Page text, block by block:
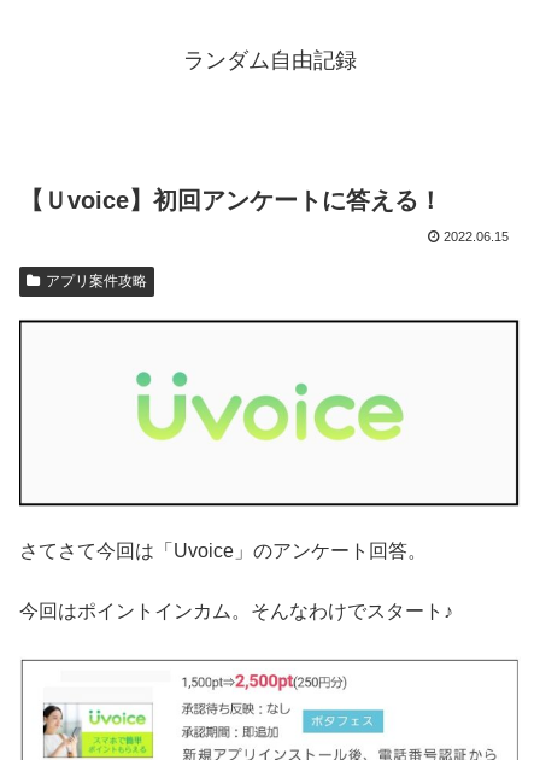
ランダム自由記録
【Ｕvoice】初回アンケートに答える！
2022.06.15
アプリ案件攻略
さてさて今回は「Uvoice」のアンケート回答。
今回はポイントインカム。そんなわけでスタート♪